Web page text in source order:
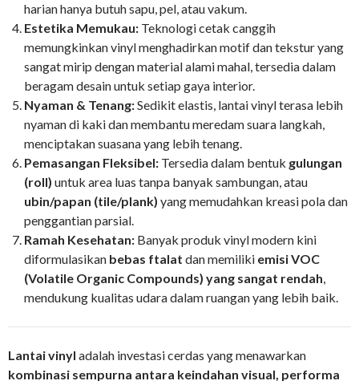
harian hanya butuh sapu, pel, atau vakum.
Estetika Memukau: Teknologi cetak canggih
memungkinkan vinyl menghadirkan motif dan tekstur yang
sangat mirip dengan material alami mahal, tersedia dalam
beragam desain untuk setiap gaya interior.
Nyaman & Tenang:Sedikit elastis, lantai vinyl terasa lebih
nyaman di kaki dan membantu meredam suara langkah,
menciptakan suasana yang lebih tenang.
Pemasangan Fleksibel: Tersedia dalam bentuk gulungan
(roll) untuk area luas tanpa banyak sambungan, atau
ubin/papan (tile/plank) yang memudahkan kreasi pola dan
penggantian parsial.
Ramah Kesehatan: Banyak produk vinyl modern kini
diformulasikan bebas ftalat dan memiliki emisi VOC
(Volatile Organic Compounds) yang sangat rendah,
mendukung kualitas udara dalam ruangan yang lebih baik.
Lantai vinyl adalah investasi cerdas yang menawarkan
kombinasi sempurna antara keindahan visual, performa